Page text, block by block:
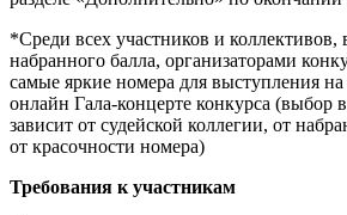
*Среди всех участников и коллективов,
набранного балла, организаторами
самые яркие номера для выступления
онлайн Гала-концерте конкурса (выбор
зависит от судейской коллегии, от
от красочности номера)
Требования к участникам